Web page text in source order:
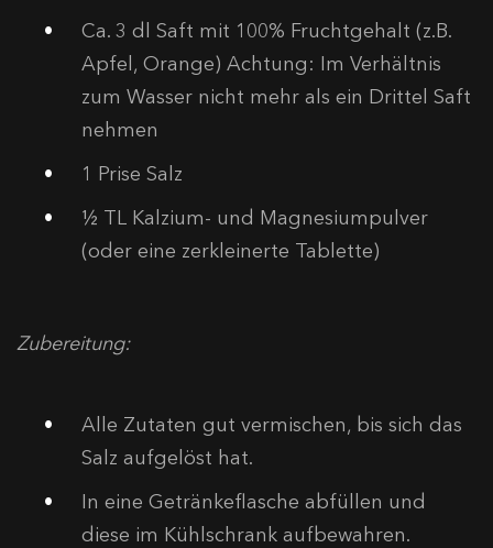
Ca. 3 dl Saft mit 100% Fruchtgehalt (z.B.
Apfel, Orange) Achtung: Im Verhältnis
zum Wasser nicht mehr als ein Drittel Saft
nehmen
1 Prise Salz
½ TL Kalzium- und Magnesiumpulver
(oder eine zerkleinerte Tablette)
Zubereitung:
Alle Zutaten gut vermischen, bis sich das
Salz aufgelöst hat.
In eine Getränkeflasche abfüllen und
diese im Kühlschrank aufbewahren.